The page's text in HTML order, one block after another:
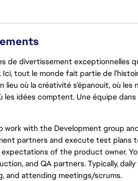
de divertissement exceptionnelles
tout le monde fait partie de
où la créativité s’épanouit, où les
idées comptent. Une équipe
work with the Development group
partners and execute test plans
of the product owner.
and QA partners. Typically,
and attending meetings/scrums.